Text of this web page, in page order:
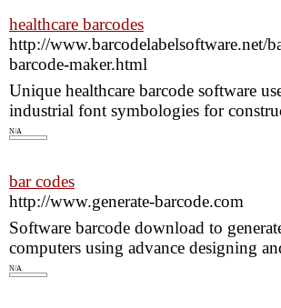
healthcare barcodes
http://www.barcodelabelsoftware.net/
barcode-maker.html
Unique healthcare barcode software
industrial font symbologies for
N/A
bar codes
http://www.generate-barcode.com
Software barcode download to
computers using advance designing
N/A